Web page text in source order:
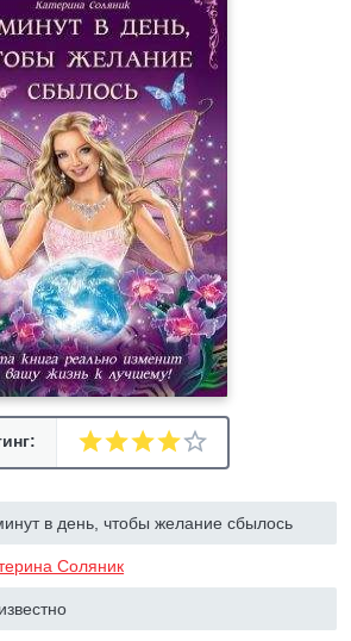
в день, чтобы желание сбылось
Соляник